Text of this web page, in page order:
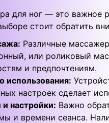
для ног — это важное
стоит обратить
Различные
или роликовый
и предпочтениям.
использования:
настроек сделает
настройки: Важно
и времени сеанса.